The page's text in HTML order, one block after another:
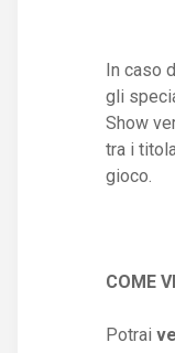
In caso
gli
Show
tra i
gioco.
COME
Potrai